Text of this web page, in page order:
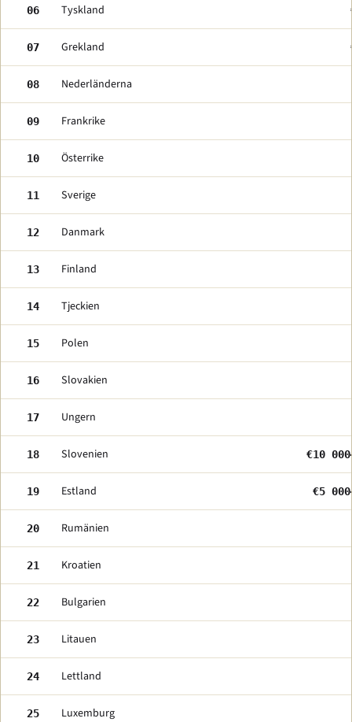
06 Tyskland
07 Grekland
08 Nederländerna
09 Frankrike
10 Österrike
11 Sverige
12 Danmark
13 Finland
14 Tjeckien
15 Polen
16 Slovakien
17 Ungern
18 Slovenien €10
19 Estland €5
20 Rumänien
21 Kroatien
22 Bulgarien
23 Litauen
24 Lettland
25 Luxemburg